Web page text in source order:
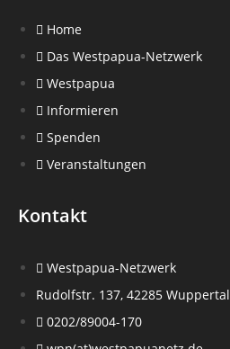
Home
Das Westpapua-Netzwerk
Westpapua
Informieren
Spenden
Veranstaltungen
Kontakt
Westpapua-Netzwerk
Rudolfstr. 137, 42285 Wuppertal
0202/89004-170